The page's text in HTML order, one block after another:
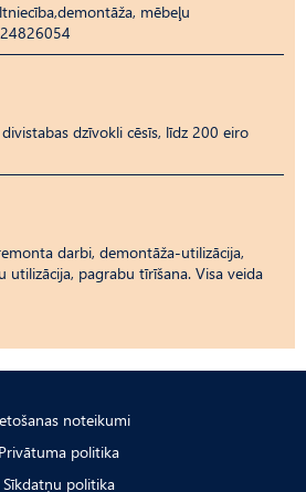
mēbeļu
dzīvokli cēsīs, līdz 200 eiro
darbi, demontāža-utilizācija,
utilizācija, pagrabu tīrīšana. Visa veida
noteikumi
Privātuma politika
Sīkdatņu politika